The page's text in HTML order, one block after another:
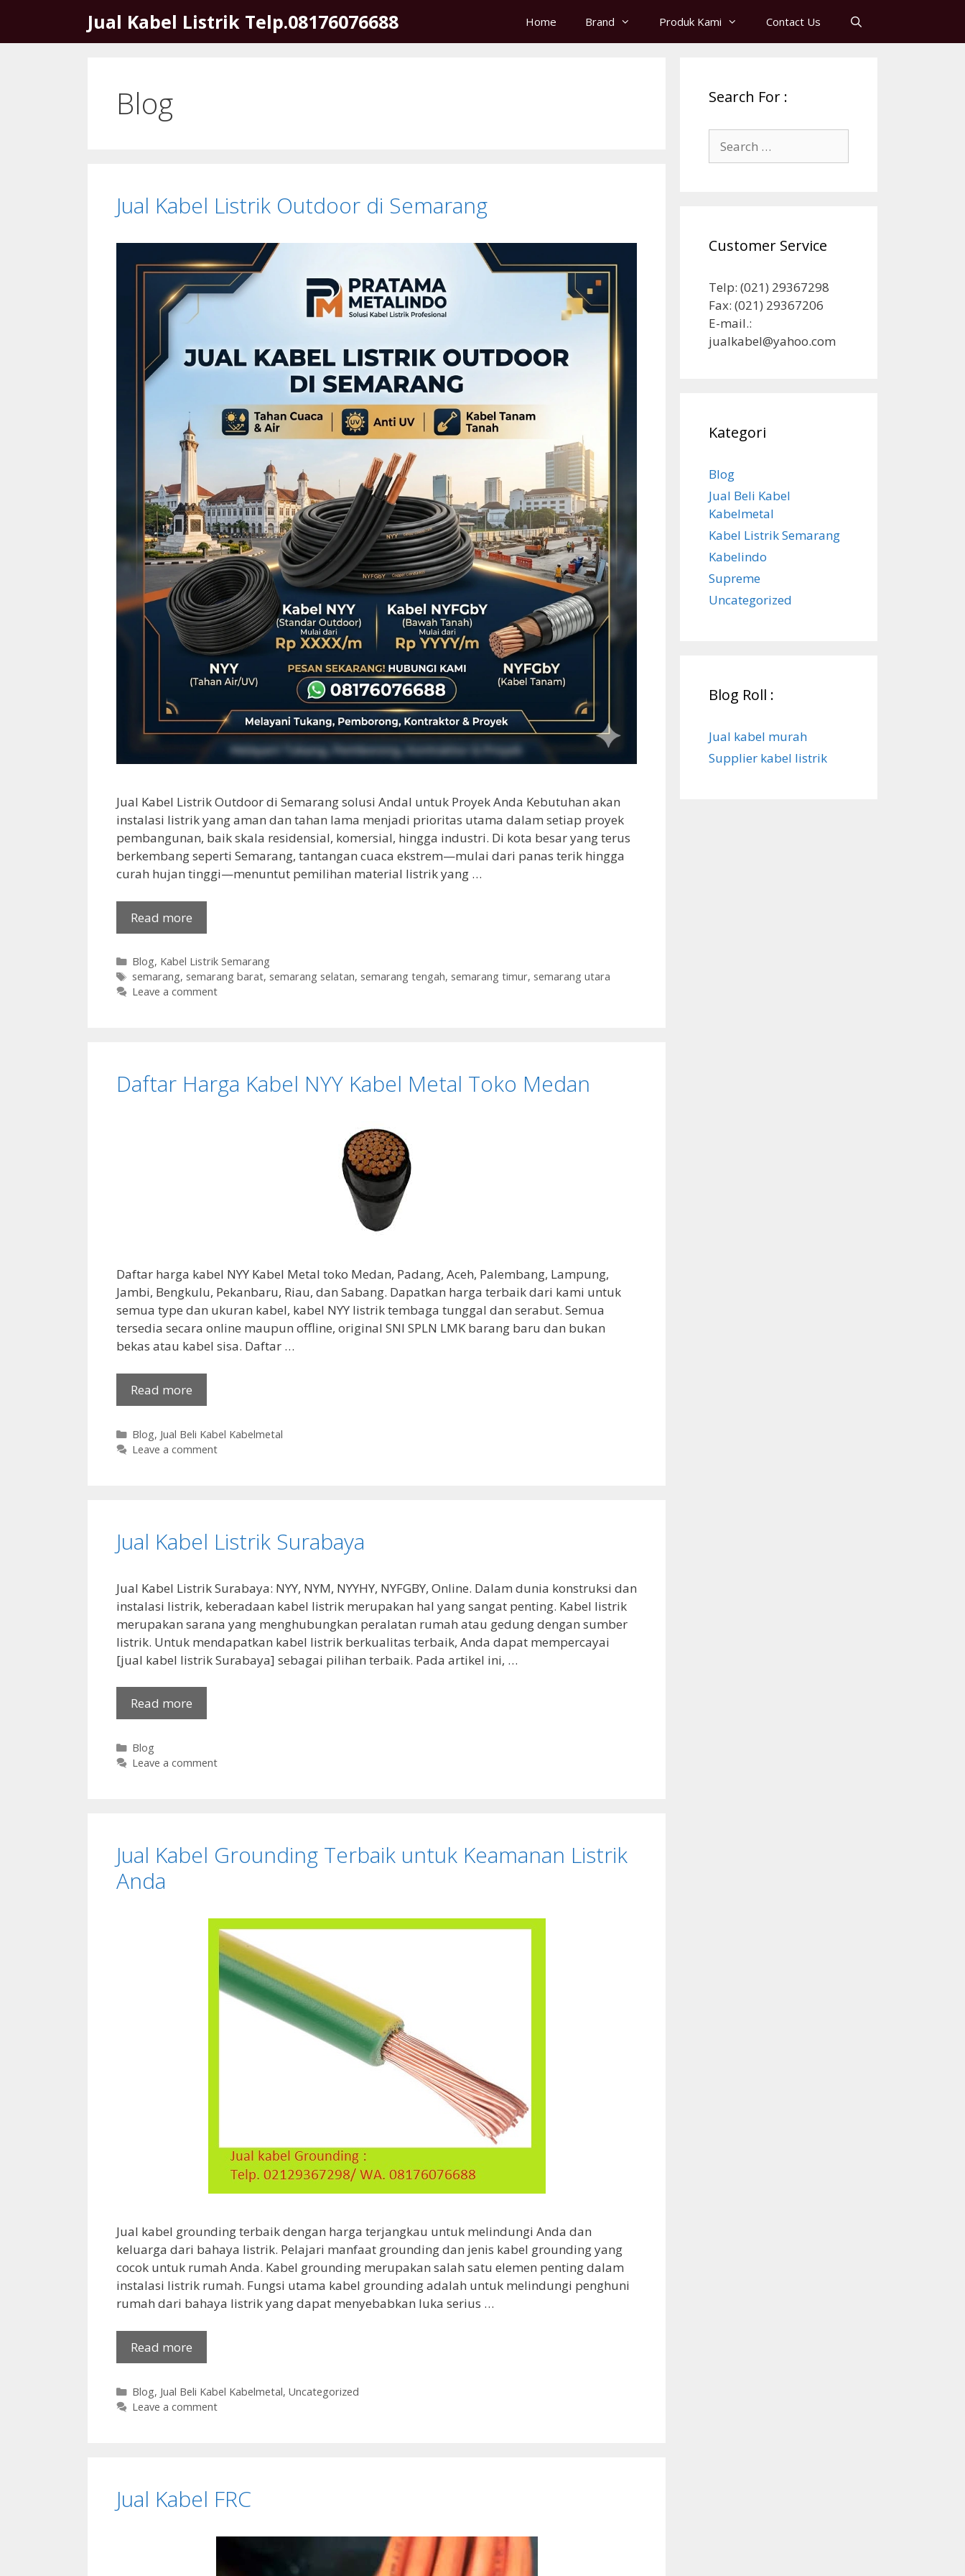
content
Jual Kabel Listrik Telp.08176076688 Home Brand Produk Kami Contact Us
Blog
Jual Kabel Listrik Outdoor di Semarang
Jual Kabel Listrik Outdoor di Semarang solusi Andal untuk Proyek Anda Kebutuhan akan
instalasi listrik yang aman dan tahan lama menjadi prioritas utama dalam setiap proyek
pembangunan, baik skala residensial, komersial, hingga industri. Di kota besar yang terus
berkembang seperti Semarang, tantangan cuaca ekstrem—mulai dari panas terik hingga
curah hujan tinggi—menuntut pemilihan material listrik yang …
Read more
Categories
Blog, Kabel Listrik Semarang
Tags
semarang, semarang barat, semarang selatan, semarang tengah, semarang timur, semarang utara
Leave a comment
Daftar Harga Kabel NYY Kabel Metal Toko Medan
Daftar harga kabel NYY Kabel Metal toko Medan, Padang, Aceh, Palembang, Lampung,
Jambi, Bengkulu, Pekanbaru, Riau, dan Sabang. Dapatkan harga terbaik dari kami untuk
semua type dan ukuran kabel, kabel NYY listrik tembaga tunggal dan serabut. Semua
tersedia secara online maupun offline, original SNI SPLN LMK barang baru dan bukan
bekas atau kabel sisa. Daftar …
Read more
Categories
Blog, Jual Beli Kabel Kabelmetal
Leave a comment
Jual Kabel Listrik Surabaya
Jual Kabel Listrik Surabaya: NYY, NYM, NYYHY, NYFGBY, Online. Dalam dunia konstruksi dan
instalasi listrik, keberadaan kabel listrik merupakan hal yang sangat penting. Kabel listrik
merupakan sarana yang menghubungkan peralatan rumah atau gedung dengan sumber
listrik. Untuk mendapatkan kabel listrik berkualitas terbaik, Anda dapat mempercayai
[jual kabel listrik Surabaya] sebagai pilihan terbaik. Pada artikel ini, …
Read more
Categories
Blog
Leave a comment
Jual Kabel Grounding Terbaik untuk Keamanan Listrik
Anda
Jual kabel grounding terbaik dengan harga terjangkau untuk melindungi Anda dan
keluarga dari bahaya listrik. Pelajari manfaat grounding dan jenis kabel grounding yang
cocok untuk rumah Anda. Kabel grounding merupakan salah satu elemen penting dalam
instalasi listrik rumah. Fungsi utama kabel grounding adalah untuk melindungi penghuni
rumah dari bahaya listrik yang dapat menyebabkan luka serius …
Read more
Categories
Blog, Jual Beli Kabel Kabelmetal, Uncategorized
Leave a comment
Jual Kabel FRC
Search For :
for:
Customer Service
Telp: (021) 29367298
Fax: (021) 29367206
E-mail.:
jualkabel@yahoo.com
Kategori
Blog
Jual Beli Kabel
Kabelmetal
Kabel Listrik Semarang
Kabelindo
Supreme
Uncategorized
Blog Roll :
Jual kabel murah
Supplier kabel listrik